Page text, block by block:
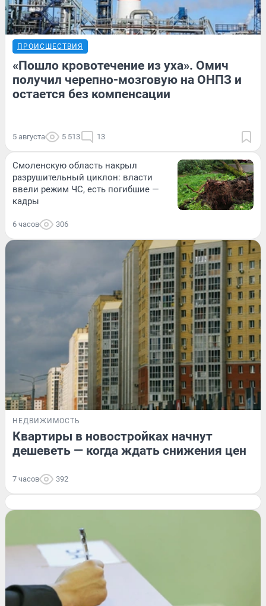
ПРОИСШЕСТВИЯ
«Пошло кровотечение из уха». Омич
получил черепно-мозговую на ОНПЗ и
остается без компенсации
5 августа 5 513 13
Смоленскую область накрыл
разрушительный циклон: власти
ввели режим ЧС, есть погибшие —
кадры
6 часов 306
НЕДВИЖИМОСТЬ
Квартиры в новостройках начнут
дешеветь — когда ждать снижения цен
7 часов 392